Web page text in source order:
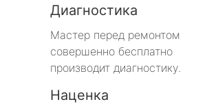
Диагностика
Мастер перед ремонтом
совершенно бесплатно
производит диагностику.
Наценка